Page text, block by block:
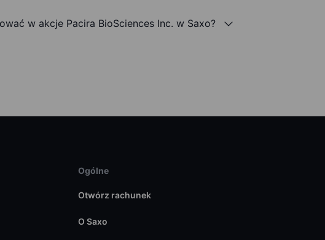
w akcje Pacira BioSciences Inc. w Saxo?
Ogólne
Otwórz rachunek
O Saxo